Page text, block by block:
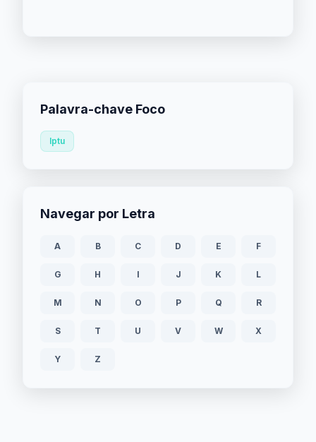
Palavra-chave Foco
Iptu
Navegar por Letra
A B C D E F
G H I J K L
M N O P Q R
S T U V W X
Y Z